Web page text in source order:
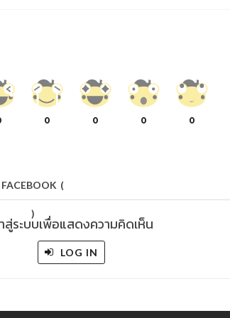
0 0 0 0
FACEBOOK (
)
สู่ระบบเพื่อแสดงความคิดเห็น
LOG IN